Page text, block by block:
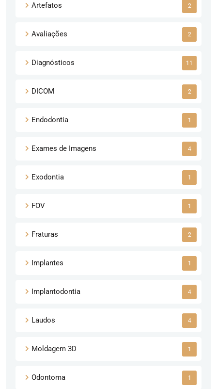
Artefatos 2
Avaliações 2
Diagnósticos 11
DICOM 2
Endodontia 1
Exames de Imagens 4
Exodontia 1
FOV 1
Fraturas 2
Implantes 1
Implantodontia 4
Laudos 4
Moldagem 3D 1
Odontoma 1